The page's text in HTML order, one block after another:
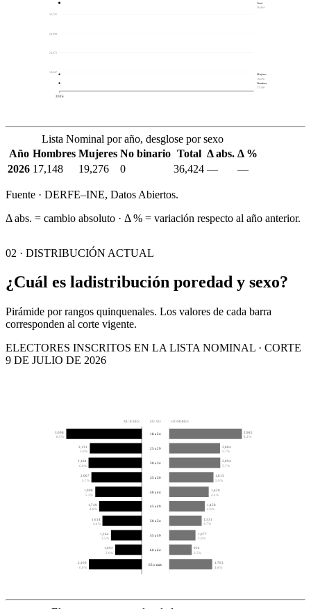
19,847
24,473
29,099
33,725
2026
Total
36,424
Mujeres
19,276
Hombres
17,148
Lista Nominal por año, desglose por sexo
Año Hombres Mujeres No binario Total Δ abs. Δ %
2026 17,148 19,276 0 36,424 — —
Fuente · DERFE–INE, Datos Abiertos.
Δ abs. = cambio absoluto · Δ % = variación respecto al año anterior.
02 · DISTRIBUCIÓN ACTUAL
¿Cuál es ladistribución poredad y sexo?
Pirámide por rangos quinquenales. Los valores de cada barra
corresponden al corte vigente.
ELECTORES INSCRITOS EN LA LISTA NOMINAL · CORTE
9 DE JULIO DE 2026
MUJERES EDAD HOMBRES
3,098
8.5%
2,982
8.2%
18 a 24
2,131
5.9%
2,084
5.7%
25 a 29
2,184
6.0%
2,094
5.7%
30 a 34
2,067
5.7%
1,815
5.0%
35 a 39
1,908
5.2%
1,620
4.4%
40 a 44
1,749
4.8%
1,458
4.0%
45 a 49
1,614
4.4%
1,331
3.7%
50 a 54
1,264
3.5%
1,077
3.0%
55 a 59
1,092
3.0%
924
2.5%
60 a 64
2,169
6.0%
1,763
4.8%
65 o más